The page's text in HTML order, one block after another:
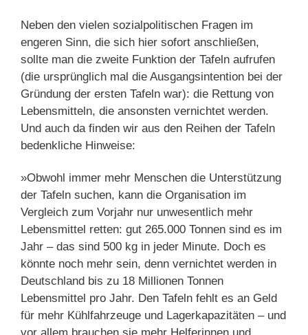
Neben den vielen sozialpolitischen Fragen im
engeren Sinn, die sich hier sofort anschließen,
sollte man die zweite Funktion der Tafeln aufrufen
(die ursprünglich mal die Ausgangsintention bei der
Gründung der ersten Tafeln war): die Rettung von
Lebensmitteln, die ansonsten vernichtet werden.
Und auch da finden wir aus den Reihen der Tafeln
bedenkliche Hinweise:
»Obwohl immer mehr Menschen die Unterstützung
der Tafeln suchen, kann die Organisation im
Vergleich zum Vorjahr nur unwesentlich mehr
Lebensmittel retten: gut 265.000 Tonnen sind es im
Jahr – das sind 500 kg in jeder Minute. Doch es
könnte noch mehr sein, denn vernichtet werden in
Deutschland bis zu 18 Millionen Tonnen
Lebensmittel pro Jahr. Den Tafeln fehlt es an Geld
für mehr Kühlfahrzeuge und Lagerkapazitäten – und